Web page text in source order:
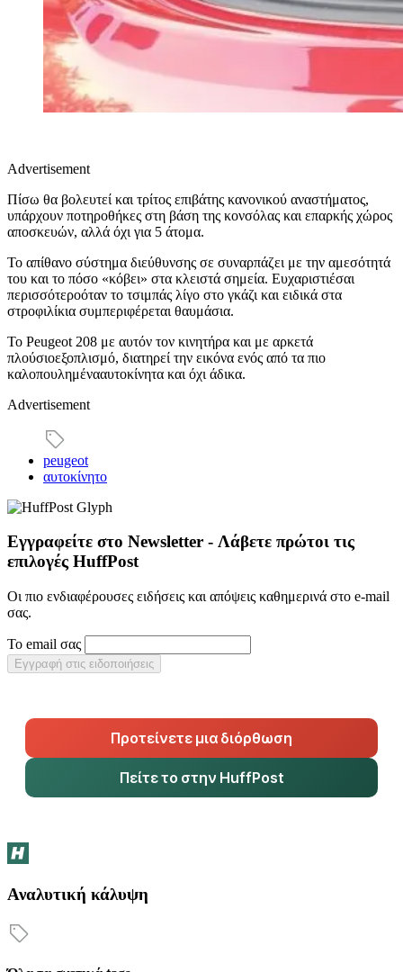
Advertisement
Πίσω θα βολευτεί και τρίτος επιβάτης κανονικού αναστήματος,
υπάρχουν ποτηροθήκες στη βάση της κονσόλας και επαρκής χώρος
αποσκευών, αλλά όχι για 5 άτομα.
Το απίθανο σύστημα διεύθυνσης σε συναρπάζει με την αμεσότητά
του και το πόσο «κόβει» στα κλειστά σημεία. Ευχαριστιέσαι
περισσότεροόταν το τσιμπάς λίγο στο γκάζι και ειδικά στα
στροφιλίκια συμπεριφέρεται θαυμάσια.
Το Peugeot 208 με αυτόν τον κινητήρα και με αρκετά
πλούσιοεξοπλισμό, διατηρεί την εικόνα ενός από τα πιο
καλοπουλημένααυτοκίνητα και όχι άδικα.
Advertisement
peugeot
αυτοκίνητο
Εγγραφείτε στο Newsletter - Λάβετε πρώτοι τις
επιλογές HuffPost
Οι πιο ενδιαφέρουσες ειδήσεις και απόψεις καθημερινά στο e-mail
σας.
Το email σας
Εγγραφή στις ειδοποιήσεις
Προτείνετε μια διόρθωση
Πείτε το στην HuffPost
Αναλυτική κάλυψη